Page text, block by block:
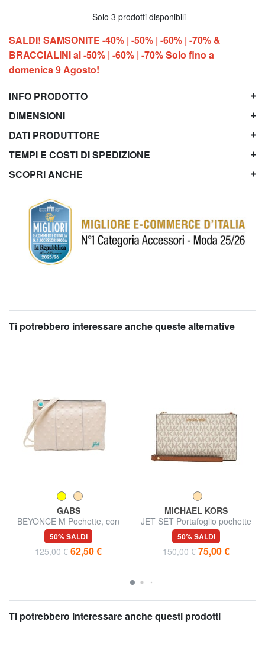
Solo 3 prodotti disponibili
SALDI! SAMSONITE -40% | -50% | -60% | -70% &
BRACCIALINI al -50% | -60% | -70% Solo fino a
domenica 9 Agosto!
INFO PRODOTTO
DIMENSIONI
DATI PRODUTTORE
TEMPI E COSTI DI SPEDIZIONE
SCOPRI ANCHE
Ti potrebbero interessare anche queste alternative
GABS
BEYONCE M Pochette, con
tracolla
50% SALDI
125,00 € 62,50 €
MICHAEL KORS
JET SET Portafoglio pochette
con polsierina
50% SALDI
150,00 € 75,00 €
Ti potrebbero interessare anche questi prodotti